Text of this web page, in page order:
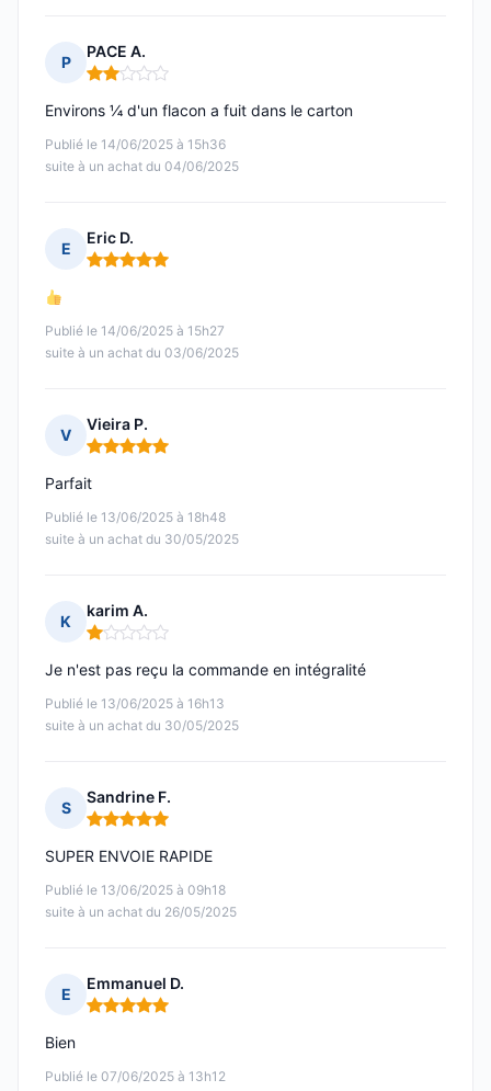
P
PACE A.
Note : 2 sur 5
Publié le 14/06/2025 à 15h36
suite à un achat du 04/06/2025
Environs ¼ d'un flacon a fuit dans le carton
E
Eric D.
Note : 5 sur 5
Publié le 14/06/2025 à 15h27
suite à un achat du 03/06/2025
V
Vieira P.
Note : 5 sur 5
Publié le 13/06/2025 à 18h48
suite à un achat du 30/05/2025
Parfait
K
karim A.
Note : 1 sur 5
Publié le 13/06/2025 à 16h13
suite à un achat du 30/05/2025
Je n'est pas reçu la commande en intégralité
S
Sandrine F.
Note : 5 sur 5
Publié le 13/06/2025 à 09h18
suite à un achat du 26/05/2025
SUPER ENVOIE RAPIDE
E
Emmanuel D.
Note : 5 sur 5
Publié le 07/06/2025 à 13h12
Bien